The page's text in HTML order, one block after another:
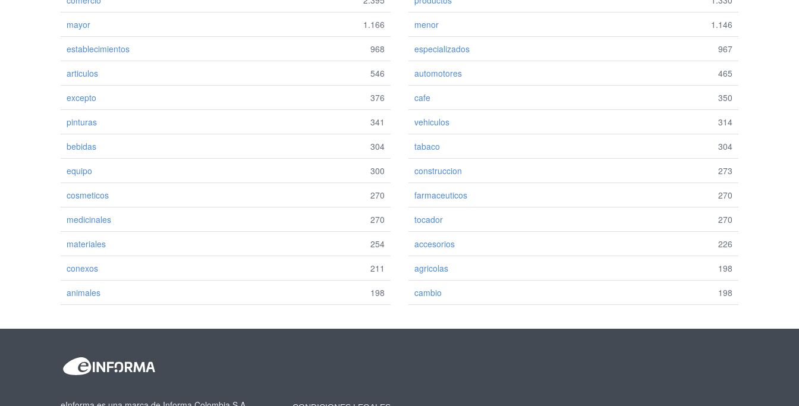
mayor 1.166
establecimientos 968
articulos 546
excepto 376
pinturas 341
bebidas 304
equipo 300
cosmeticos 270
medicinales 270
materiales 254
conexos 211
animales 198
menor 1.146
especializados 967
automotores 465
cafe 350
vehiculos 314
tabaco 304
construccion 273
farmaceuticos 270
tocador 270
accesorios 226
agricolas 198
cambio 198